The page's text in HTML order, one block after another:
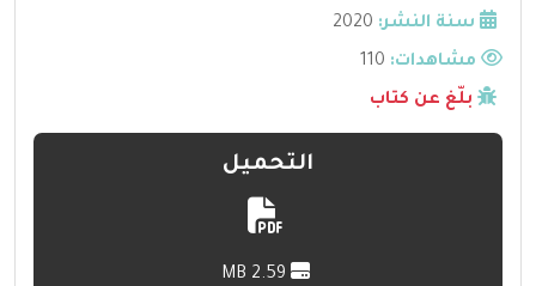
سنة النشر: 2020
مشاهدات:
بلّغ عن كتاب
التحميل